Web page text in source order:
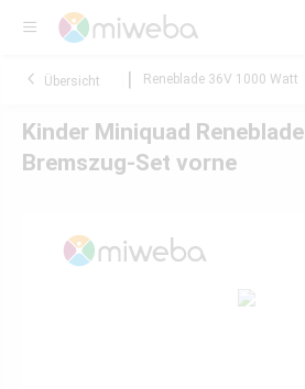
Übersicht Reneblade 36V 1000 Watt
Kinder Miniquad Reneblade
Bremszug-Set vorne